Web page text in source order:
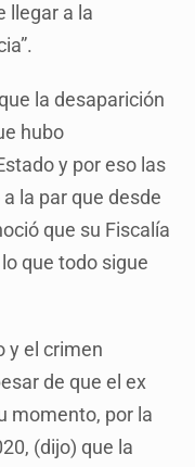
llegar a la
la desaparición
hubo
y por eso las
la par que desde
que su Fiscalía
que todo sigue
y el crimen
de que el ex
momento, por la
(dijo) que la